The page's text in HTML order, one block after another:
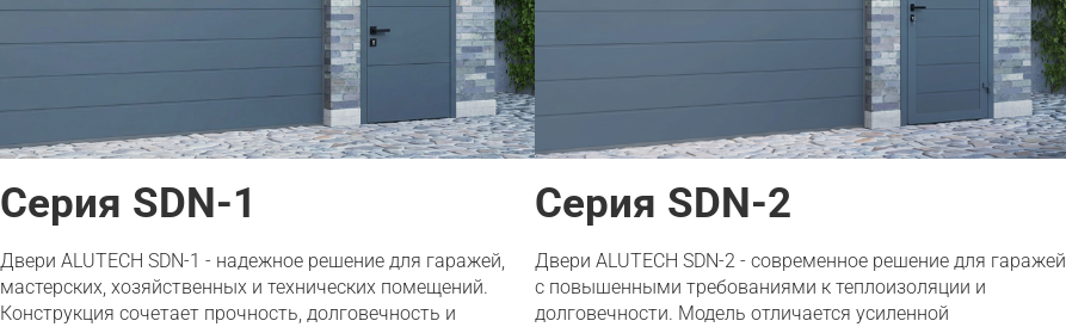
Серия SDN-1
Двери ALUTECH SDN-1 - надежное решение для гаражей,
мастерских, хозяйственных и технических помещений.
Конструкция сочетает прочность, долговечность и
Серия SDN-2
Двери ALUTECH SDN-2 - современное решение для гаражей
с повышенными требованиями к теплоизоляции и
долговечности. Модель отличается усиленной